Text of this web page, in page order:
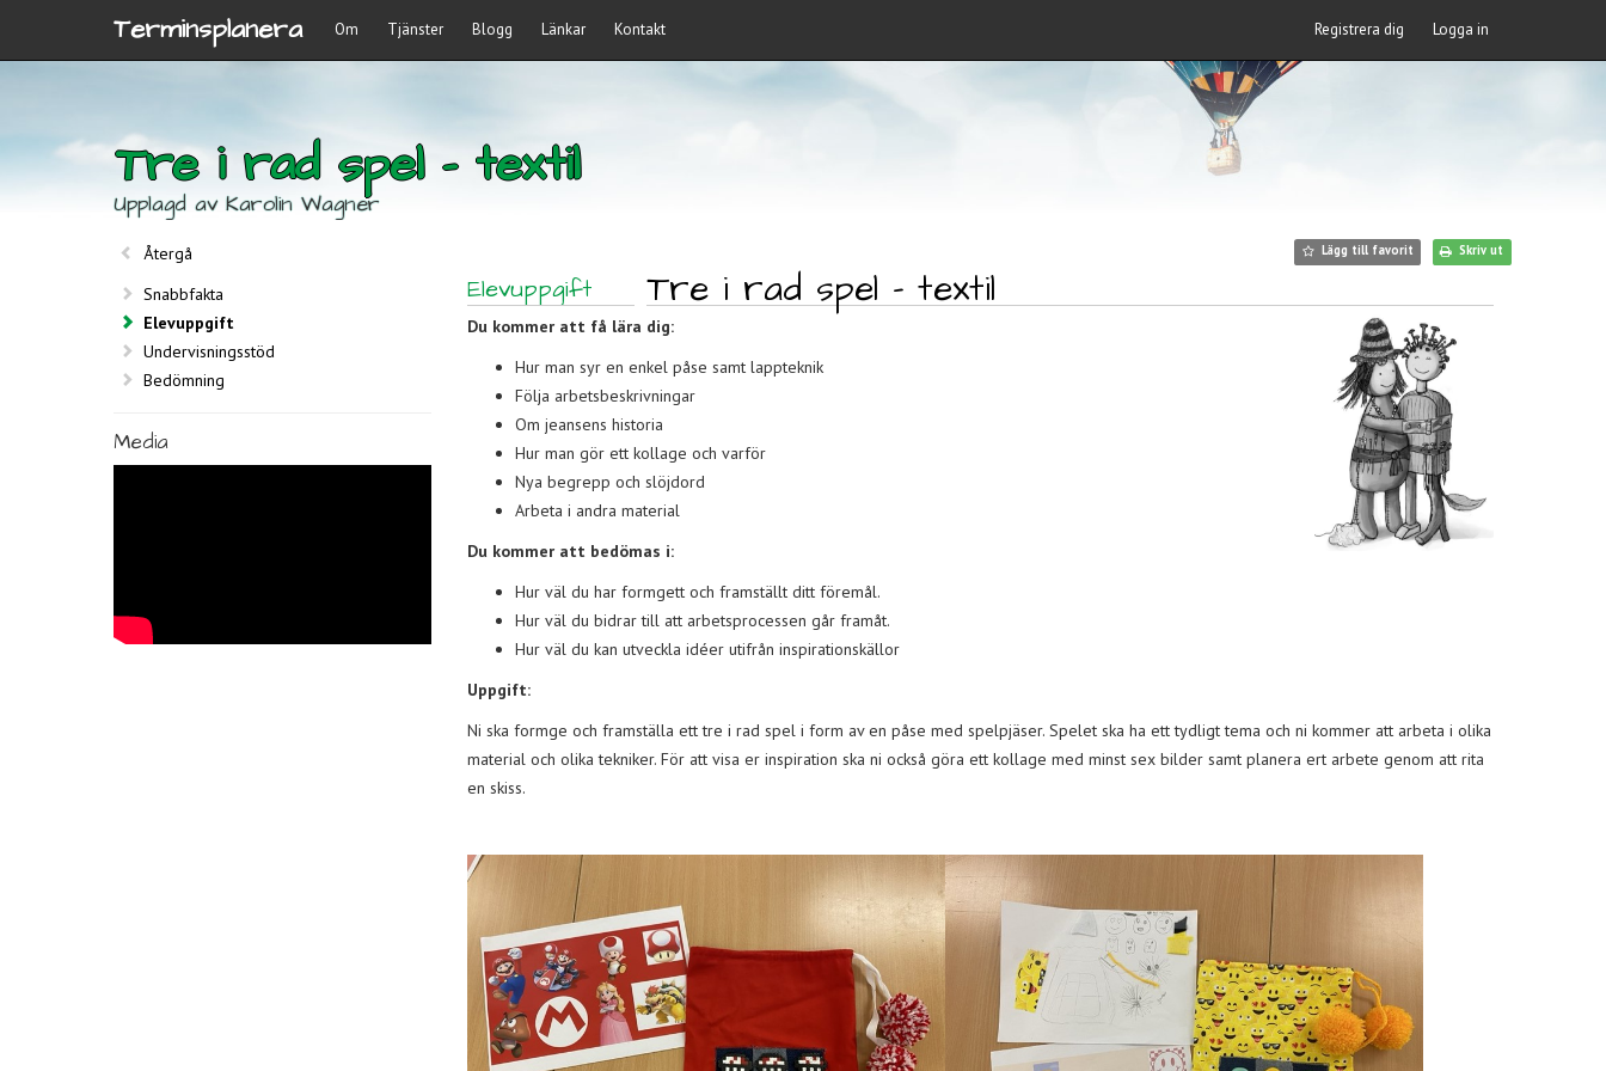
Terminsplanera Om Tjänster Blogg Länkar Kontakt Registrera dig Logga in
Tre i rad spel - textil
Upplagd av Karolin Wagner
Återgå
Snabbfakta
Elevuppgift
Undervisningsstöd
Bedömning
Media
Lägg till favorit Skriv ut
Elevuppgift Tre i rad spel - textil
Du kommer att få lära dig:
Hur man syr en enkel påse samt lappteknik
Följa arbetsbeskrivningar
Om jeansens historia
Hur man gör ett kollage och varför
Nya begrepp och slöjdord
Arbeta i andra material
Du kommer att bedömas i:
Hur väl du har formgett och framställt ditt föremål.
Hur väl du bidrar till att arbetsprocessen går framåt.
Hur väl du kan utveckla idéer utifrån inspirationskällor
Uppgift:
Ni ska formge och framställa ett tre i rad spel i form av en påse med spelpjäser. Spelet ska ha ett tydligt tema och ni kommer att arbeta i olika
material och olika tekniker. För att visa er inspiration ska ni också göra ett kollage med minst sex bilder samt planera ert arbete genom att rita
en skiss.